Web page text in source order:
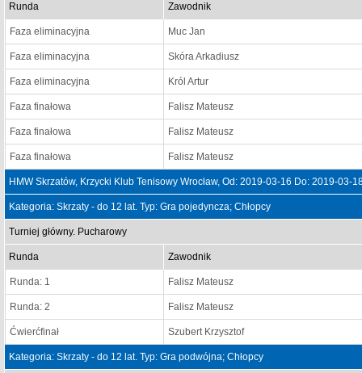
Runda Zawodnik
Faza eliminacyjna Muc Jan
Faza eliminacyjna Skóra Arkadiusz
Faza eliminacyjna Król Artur
Faza finałowa Falisz Mateusz
Faza finałowa Falisz Mateusz
Faza finałowa Falisz Mateusz
HMW Skrzatów, Krzycki Klub Tenisowy Wrocław, Od: 2019-03-16 Do: 2019-03-
Kategoria: Skrzaty - do 12 lat. Typ: Gra pojedyncza; Chłopcy
Turniej główny. Pucharowy
Runda Zawodnik
Runda: 1 Falisz Mateusz
Runda: 2 Falisz Mateusz
Ćwierćfinał Szubert Krzysztof
Kategoria: Skrzaty - do 12 lat. Typ: Gra podwójna; Chłopcy